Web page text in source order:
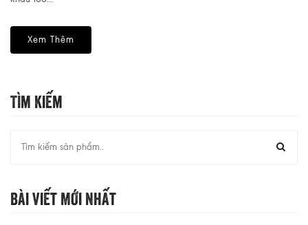
Xem Thêm
Tìm Kiếm
Bài Viết Mới Nhất